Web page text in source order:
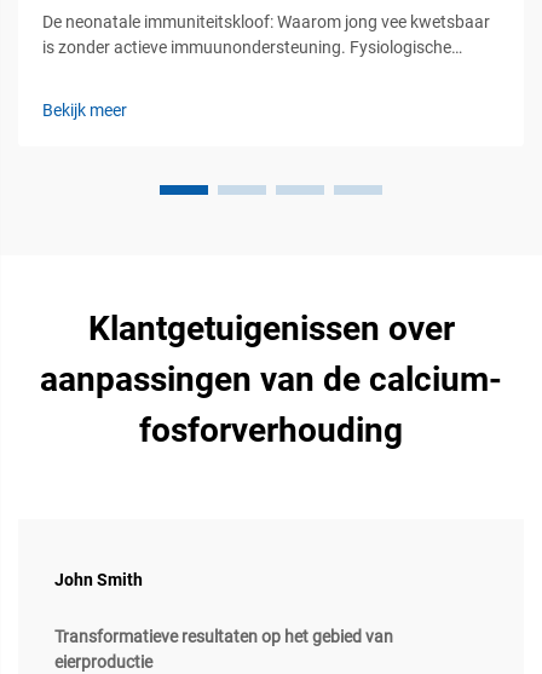
De neonatale immuniteitskloof: Waarom jong vee kwetsbaar
is zonder actieve immuunondersteuning. Fysiologische
pasgeboren herkauwers ter wereld komen, is hun aangeleerd
Bekijk meer
Klantgetuigenissen over
aanpassingen van de calcium-
fosforverhouding
John Smith
Transformatieve resultaten op het gebied van
eierproductie